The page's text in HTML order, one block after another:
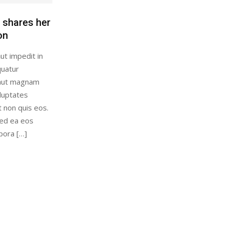
her
impedit in
magnam
non quis eos.
ea eos
[…]